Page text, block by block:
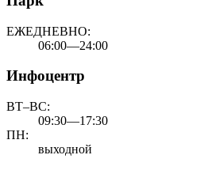
ЕЖЕДНЕВНО:
06:00—24:00
Инфоцентр
ВТ–ВС:
09:30—17:30
ПН:
выходной